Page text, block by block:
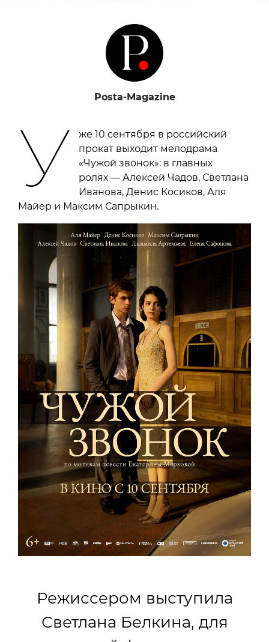
Posta-Magazine
У
же 10 сентября в российский
прокат выходит мелодрама
«Чужой звонок»: в главных
ролях — Алексей Чадов, Светлана
Иванова, Денис Косиков, Аля
Майер и Максим Сапрыкин.
Режиссером выступила
Светлана Белкина, для